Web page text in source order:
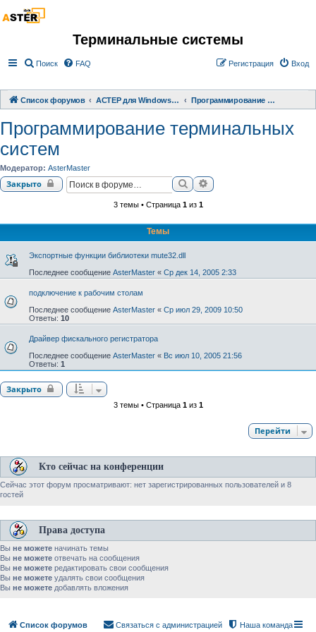
Терминальные системы
Поиск FAQ Вход
Регистрация
Список форумов АСТЕР для Windows 2000/XP/ 7/ 8/ 10 Программирование терминальных систем
Программирование терминальных
систем
Модератор: AsterMaster
Закрыто ПоискРасширенный поиск
3 темы • Страница 1из 1
Темы
Экспортные функции библиотеки mute32.dll
Последнее сообщение AsterMaster « Ср дек 14, 2005 2:33
подключение к рабочим столам
Последнее сообщение AsterMaster « Ср июл 29, 2009 10:50
Ответы: 10
Драйвер фискального регистратора
Последнее сообщение AsterMaster « Вс июл 10, 2005 21:56
Ответы: 1
Закрыто
3 темы • Страница 1из 1
Перейти
Кто сейчас на конференции
Сейчас этот форум просматривают: нет зарегистрированных пользователей и 8
гостей
Права доступа
Вы не можете начинать темы
Вы не можете отвечать на сообщения
Вы не можете редактировать свои сообщения
Вы не можете удалять свои сообщения
Вы не можете добавлять вложения
Список форумов Наша команда
Связаться с администрацией